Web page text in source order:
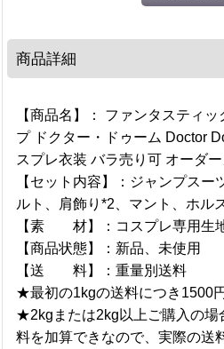
商品詳細
【商品名】： ファンタスティ
プ ドクター・ドゥーム Doctor
スプレ衣装 バラ売り可 オーダ
【セット内容】：ジャンプス
ルト、肩飾り*2、マント、ホル
【素 材】：コスプレ専用生
【商品状態】：新品、未使用
【送 料】：重量別送料
★最初の1kgの送料につき1500円
★2kgまたは2kg以上ご購入の場
料を加算できなので、実際の送